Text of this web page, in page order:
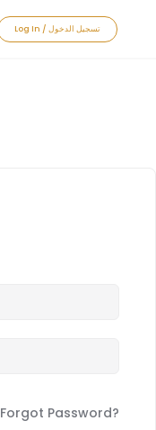
Log In / تسجيل الدخول
Forgot Password?